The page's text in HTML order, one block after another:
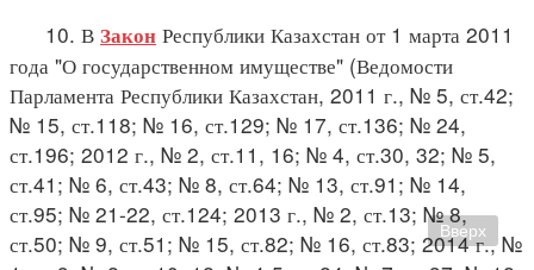
10. В Закон Республики Казахстан от 1 марта 2011
года "О государственном имуществе" (Ведомости
Парламента Республики Казахстан, 2011 г., № 5, ст.42;
№ 15, ст.118; № 16, ст.129; № 17, ст.136; № 24,
ст.196; 2012 г., № 2, ст.11, 16; № 4, ст.30, 32; № 5,
ст.41; № 6, ст.43; № 8, ст.64; № 13, ст.91; № 14,
ст.95; № 21-22, ст.124; 2013 г., № 2, ст.13; № 8,
ст.50; № 9, ст.51; № 15, ст.82; № 16, ст.83; 2014 г., №
Вверх